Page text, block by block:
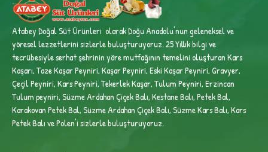
Atabey Doğal Süt Ürünleri olarak Doğu Anadolu'nun geleneksel ve
yöresel lezzetlerini sizlerle buluşturuyoruz. 25 Yıllık bilgi ve
tecrübesiyleserhat şehrinin yöre mutfağının temelini oluşturan Kars
Kaşarı, Taze Kaşar Peyniri, Kaşar Peyniri, Eski Kaşar Peyniri, Gravyer,
Çeçil Peyniri, Kars Peyniri, Tekerlek Kaşar, Tulum Peyniri, Erzincan
Tulum peyniri,Süzme Ardahan Çiçek Balı, Kestane Balı, Petek Bal,
Karakovan Petek Bal, Süzme Ardahan Çiçek Balı, Süzme Kars Balı, Kars
Petek Balı ve Polen'i sizlerle buluşturuyoruz.